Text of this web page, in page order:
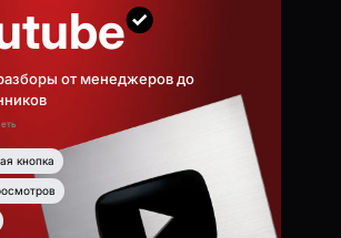
от менеджеров до
кнопка